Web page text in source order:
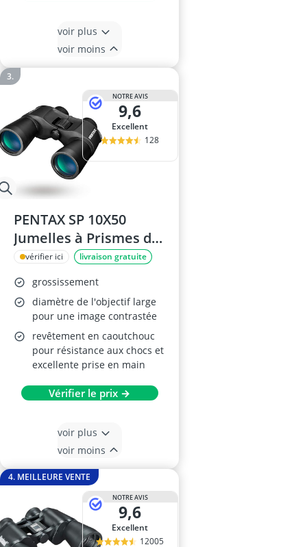
voir plus
voir moins
NOTRE AVIS
9,6
Excellent
128
PENTAX SP 10X50
Jumelles à Prismes de
Porro
vérifier ici livraison gratuite
grossissement
diamètre de l'objectif large
pour une image contrastée
revêtement en caoutchouc
pour résistance aux chocs et
excellente prise en main
Vérifier le prix →
voir plus
voir moins
4. MEILLEURE VENTE
NOTRE AVIS
9,6
Excellent
12005